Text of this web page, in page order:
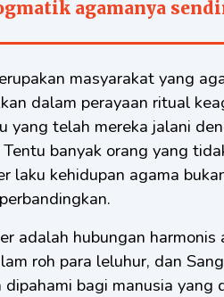
agamanya
dalam perayaan ritual
yang telah mereka jalani
banyak orang yang
laku kehidupan agama
adalah hubungan harmonis
roh para leluhur, dan
bagi manusia yang